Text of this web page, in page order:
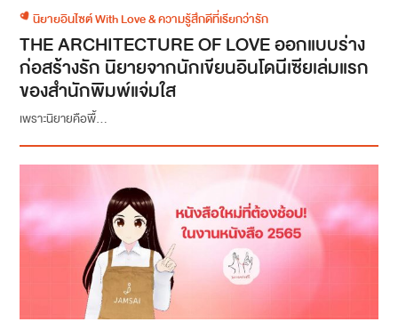
นิยายอินไซต์ With Love & ความรู้สึกดีที่เรียกว่ารัก
THE ARCHITECTURE OF LOVE ออกแบบร่าง
ก่อสร้างรัก นิยายจากนักเขียนอินโดนีเซียเล่มแรก
ของสำนักพิมพ์แจ่มใส
เพราะนิยายคือพื้...